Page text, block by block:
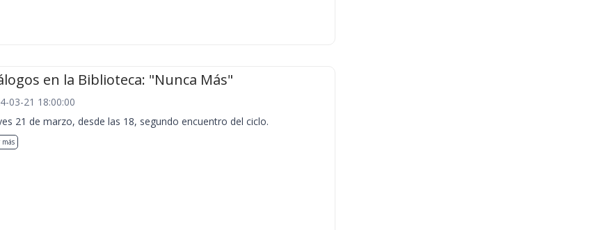
en la Biblioteca: "Nunca Más"
03-21 18:00:00
21 de marzo, desde las 18, segundo encuentro del ciclo.
más